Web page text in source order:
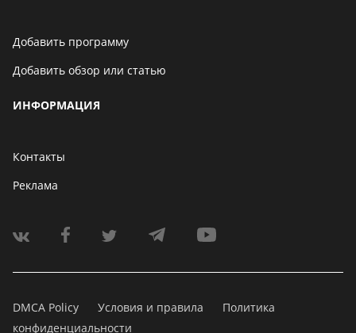
Добавить программу
Добавить обзор или статью
ИНФОРМАЦИЯ
Контакты
Реклама
DMCA Policy Условия и правила
Политика
конфиденциальности